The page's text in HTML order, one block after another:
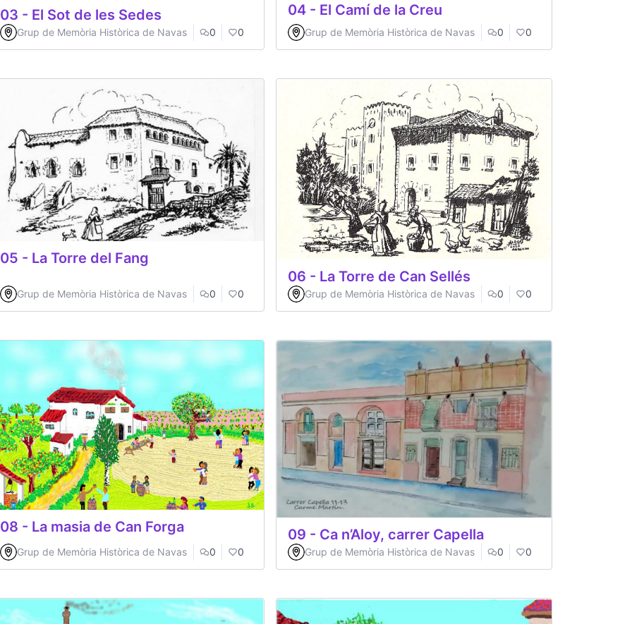
03 - El Sot de les Sedes
Grup de Memòria Històrica de Navas 0 0
04 - El Camí de la Creu
Grup de Memòria Històrica de Navas 0 0
05 - La Torre del Fang
Grup de Memòria Històrica de Navas 0 0
06 - La Torre de Can Sellés
Grup de Memòria Històrica de Navas 0 0
08 - La masia de Can Forga
Grup de Memòria Històrica de Navas 0 0
09 - Ca n’Aloy, carrer Capella
Grup de Memòria Històrica de Navas 0 0